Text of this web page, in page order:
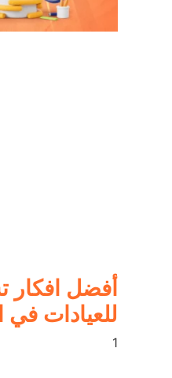
أفضل افكار
للعيادات في